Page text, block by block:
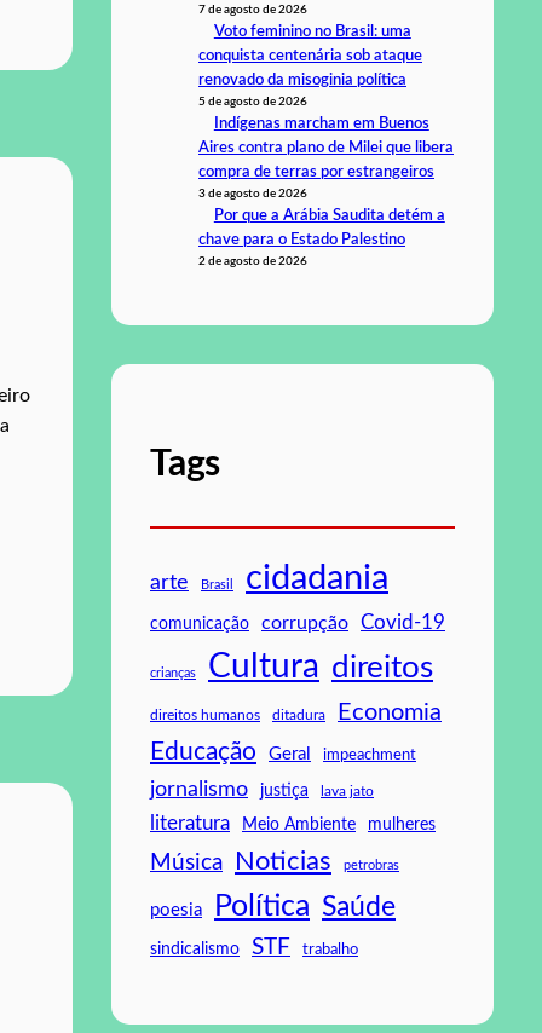
7 de agosto de 2026
Voto feminino no Brasil: uma
conquista centenária sob ataque
renovado da misoginia política
5 de agosto de 2026
Indígenas marcham em Buenos
Aires contra plano de Milei que libera
compra de terras por estrangeiros
3 de agosto de 2026
Por que a Arábia Saudita detém a
chave para o Estado Palestino
2 de agosto de 2026
Tags
arte Brasil cidadania
comunicação corrupção Covid-19
crianças Cultura direitos
direitos humanos ditadura Economia
Educação Geral impeachment
jornalismo justiça lava jato
literatura Meio Ambiente mulheres
Música Noticias petrobras
poesia Política Saúde
sindicalismo STF trabalho